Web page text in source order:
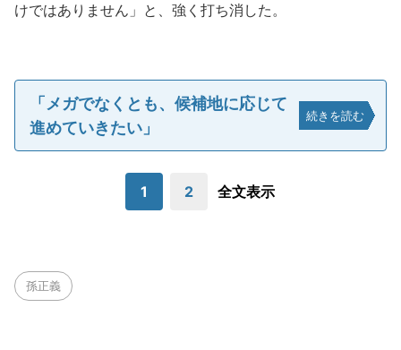
けではありません」と、強く打ち消した。
「メガでなくとも、候補地に応じて
進めていきたい」
続きを読む
1 2 全文表示
孫正義